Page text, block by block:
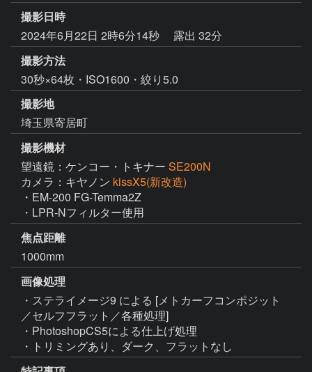
撮影日時
2024年6月22日 2時6分14秒
露出 32分
撮影方法
30秒×64枚・ISO1600・絞り5.0
撮影地
埼玉県寄居町
撮影機材
望遠鏡：ケンコー・トキナー SE200N
カメラ：キヤノン kissX5(新改造)
・EM-200 FG-Temma2Z
・LPR-Nフィルター使用
焦点距離
1000mm
画像処理
・ステライメージ9 による [メトカーフコンポジット
／セルフフラット／各種処理]
・PhotoshopCS5による仕上げ処理
・トリミングあり、ダーク、フラットなし